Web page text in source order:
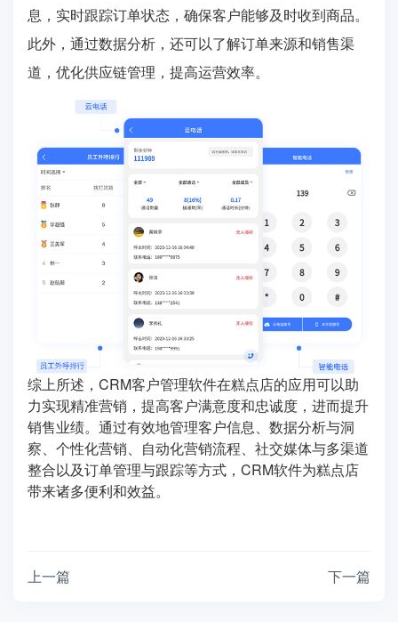
息，实时跟踪订单状态，确保客户能够及时收到商品。
此外，通过数据分析，还可以了解订单来源和销售渠
道，优化供应链管理，提高运营效率。
综上所述，CRM客户管理软件在糕点店的应用可以助
力实现精准营销，提高客户满意度和忠诚度，进而提升
销售业绩。通过有效地管理客户信息、数据分析与洞
察、个性化营销、自动化营销流程、社交媒体与多渠道
整合以及订单管理与跟踪等方式，CRM软件为糕点店
带来诸多便利和效益。
上一篇 下一篇